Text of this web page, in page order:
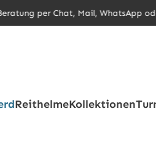
per Chat, Mail, WhatsApp
ReithelmeKollektionen